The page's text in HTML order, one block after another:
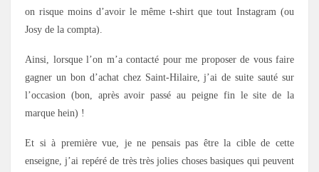
on risque moins d’avoir le même t-shirt que tout Instagram (ou
Josy de la compta).
Ainsi, lorsque l’on m’a contacté pour me proposer de vous faire
gagner un bon d’achat chez Saint-Hilaire, j’ai de suite sauté sur
l’occasion (bon, après avoir passé au peigne fin le site de la
marque hein) !
Et si à première vue, je ne pensais pas être la cible de cette
enseigne, j’ai repéré de très très jolies choses basiques qui peuvent